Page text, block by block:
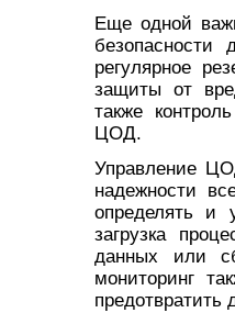
Еще одной
регулярное
защиты от
также
ЦОД.
Управление
надежности
определять и
загрузка
данных или
мониторинг